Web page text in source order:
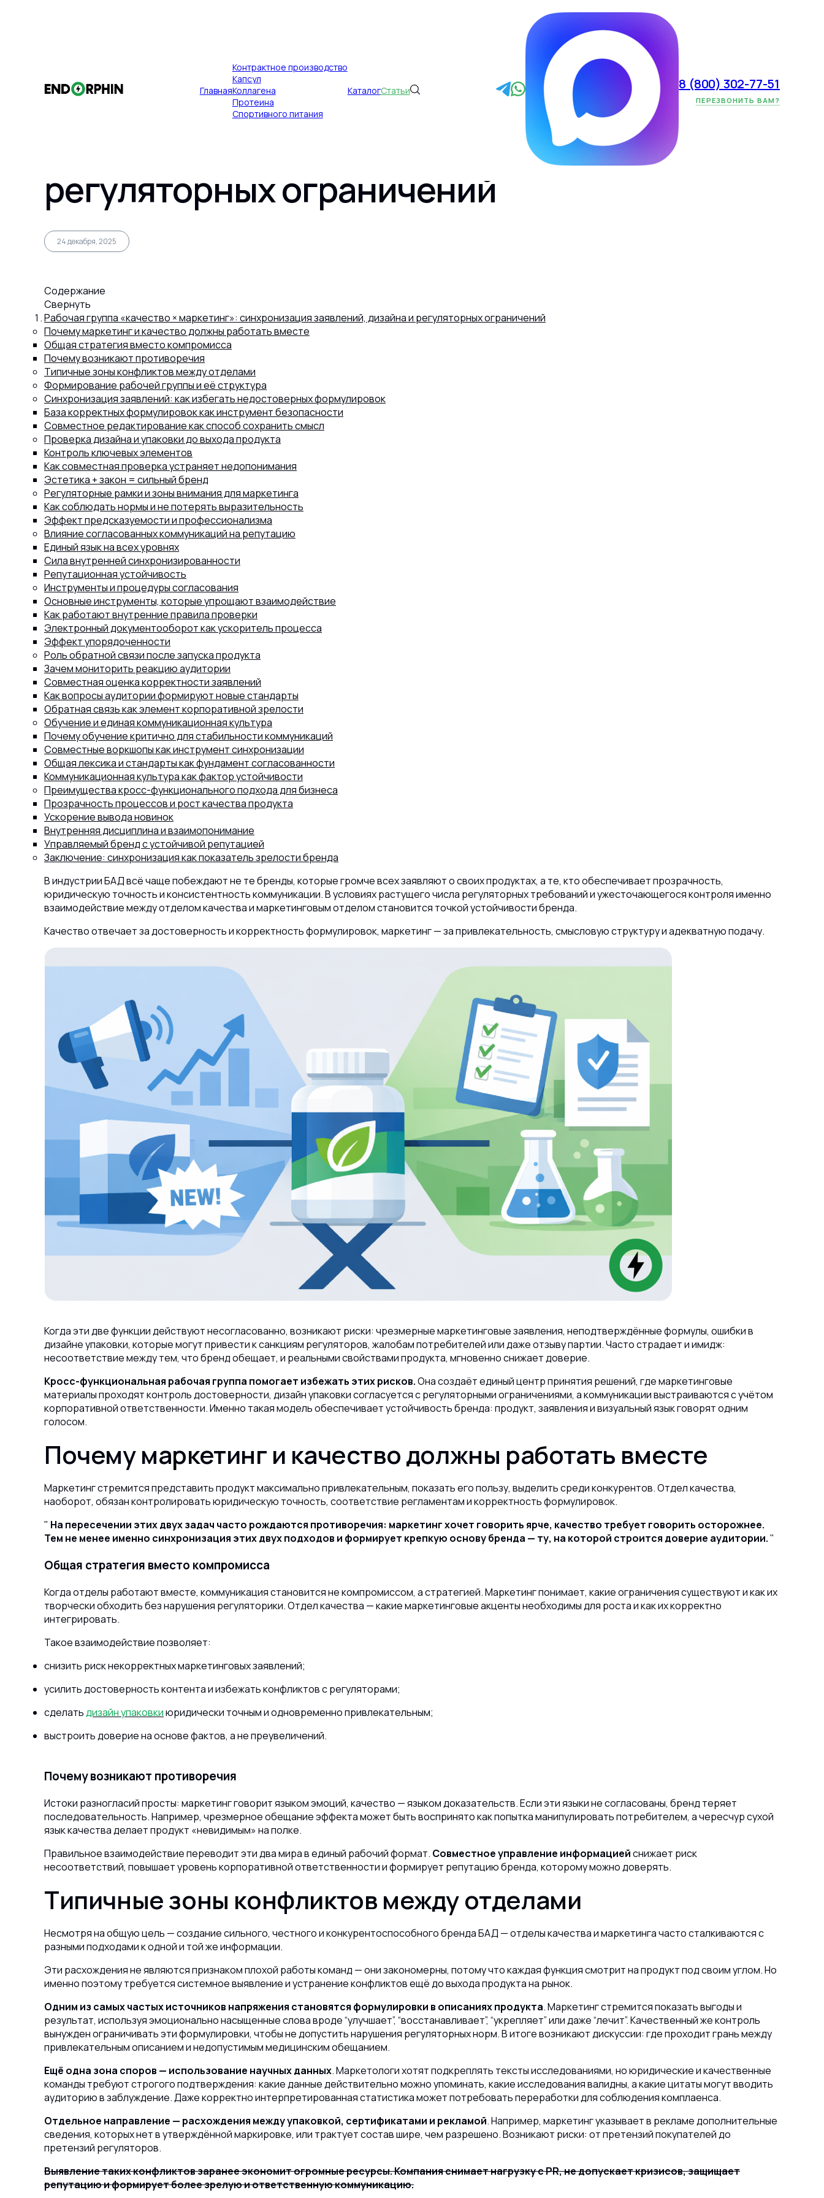
Главная
Контрактное производство
Капсул
Коллагена
Протеина
Спортивного питания
КаталогСтатьи 8 (800) 302-77-51
ПЕРЕЗВОНИТЬ ВАМ?
Главная
Контрактное производство
Капсул
Коллагена
Протеина
Спортивного питания
Каталог
Статьи
Рабочая группа «качество × маркетинг»:
синхронизация заявлений, дизайна и
регуляторных ограничений
24 декабря, 2025
Содержание
Свернуть
Рабочая группа «качество × маркетинг»: синхронизация заявлений, дизайна и регуляторных ограничений
Почему маркетинг и качество должны работать вместе
Общая стратегия вместо компромисса
Почему возникают противоречия
Типичные зоны конфликтов между отделами
Формирование рабочей группы и её структура
Синхронизация заявлений: как избегать недостоверных формулировок
База корректных формулировок как инструмент безопасности
Совместное редактирование как способ сохранить смысл
Проверка дизайна и упаковки до выхода продукта
Контроль ключевых элементов
Как совместная проверка устраняет недопонимания
Эстетика + закон = сильный бренд
Регуляторные рамки и зоны внимания для маркетинга
Как соблюдать нормы и не потерять выразительность
Эффект предсказуемости и профессионализма
Влияние согласованных коммуникаций на репутацию
Единый язык на всех уровнях
Сила внутренней синхронизированности
Репутационная устойчивость
Инструменты и процедуры согласования
Основные инструменты, которые упрощают взаимодействие
Как работают внутренние правила проверки
Электронный документооборот как ускоритель процесса
Эффект упорядоченности
Роль обратной связи после запуска продукта
Зачем мониторить реакцию аудитории
Совместная оценка корректности заявлений
Как вопросы аудитории формируют новые стандарты
Обратная связь как элемент корпоративной зрелости
Обучение и единая коммуникационная культура
Почему обучение критично для стабильности коммуникаций
Совместные воркшопы как инструмент синхронизации
Общая лексика и стандарты как фундамент согласованности
Коммуникационная культура как фактор устойчивости
Преимущества кросс-функционального подхода для бизнеса
Прозрачность процессов и рост качества продукта
Ускорение вывода новинок
Внутренняя дисциплина и взаимопонимание
Управляемый бренд с устойчивой репутацией
Заключение: синхронизация как показатель зрелости бренда
В индустрии БАД всё чаще побеждают не те бренды, которые громче всех заявляют о своих продуктах, а те, кто обеспечивает прозрачность,
юридическую точность и консистентность коммуникации. В условиях растущего числа регуляторных требований и ужесточающегося контроля именно
взаимодействие между отделом качества и маркетинговым отделом становится точкой устойчивости бренда.
Качество отвечает за достоверность и корректность формулировок, маркетинг — за привлекательность, смысловую структуру и адекватную подачу.
Когда эти две функции действуют несогласованно, возникают риски: чрезмерные маркетинговые заявления, неподтверждённые формулы, ошибки в
дизайне упаковки, которые могут привести к санкциям регуляторов, жалобам потребителей или даже отзыву партии.Часто страдает и имидж:
несоответствие между тем, что бренд обещает, и реальными свойствами продукта, мгновенно снижает доверие.
Кросс-функциональная рабочая группа помогает избежать этих рисков.Она создаёт единый центр принятия решений, где маркетинговые
материалы проходят контроль достоверности, дизайн упаковки согласуется с регуляторными ограничениями, а коммуникации выстраиваются с учётом
корпоративной ответственности.Именно такая модель обеспечивает устойчивость бренда: продукт, заявления и визуальный язык говорят одним
голосом.
Почему маркетинг и качество должны работать вместе
Маркетинг стремится представить продукт максимально привлекательным, показать его пользу, выделить среди конкурентов. Отдел качества,
наоборот, обязан контролировать юридическую точность, соответствие регламентам и корректность формулировок.
На пересечении этих двух задач часто рождаются противоречия: маркетинг хочет говорить ярче, качество требует говорить осторожнее.
Тем не менее именно синхронизация этих двух подходов и формирует крепкую основу бренда — ту, на которой строится доверие аудитории.
Общая стратегия вместо компромисса
Когда отделы работают вместе, коммуникация становится не компромиссом, а стратегией. Маркетинг понимает, какие ограничения существуют и как их
творчески обходить без нарушения регуляторики. Отдел качества — какие маркетинговые акценты необходимы для роста и как их корректно
интегрировать.
Такое взаимодействие позволяет:
снизить риск некорректных маркетинговых заявлений;
усилить достоверность контента и избежать конфликтов с регуляторами;
сделатьдизайн упаковкиюридически точным и одновременно привлекательным;
выстроить доверие на основе фактов, а не преувеличений.
Почему возникают противоречия
Истоки разногласий просты: маркетинг говорит языком эмоций, качество — языком доказательств.Если эти языки не согласованы, бренд теряет
последовательность.Например, чрезмерное обещание эффекта может быть воспринято как попытка манипулировать потребителем, а чересчур сухой
язык качества делает продукт «невидимым» на полке.
Правильное взаимодействие переводит эти два мира в единый рабочий формат. Совместное управление информациейснижает риск
несоответствий, повышает уровень корпоративной ответственности и формирует репутацию бренда, которому можно доверять.
Типичные зоны конфликтов между отделами
Несмотря на общую цель — создание сильного, честного и конкурентоспособного бренда БАД — отделы качества и маркетинга часто сталкиваются с
разными подходами к одной и той же информации.
Эти расхождения не являются признаком плохой работы команд — они закономерны, потому что каждая функция смотрит на продукт под своим углом. Но
именно поэтому требуется системное выявление и устранение конфликтов ещё до выхода продукта на рынок.
Одним из самых частых источников напряжения становятся формулировки в описаниях продукта. Маркетинг стремится показать выгоды и
результат, используя эмоционально насыщенные слова вроде “улучшает”, “восстанавливает”, “укрепляет” или даже “лечит”. Качественный же контроль
вынужден ограничивать эти формулировки, чтобы не допустить нарушения регуляторных норм.В итоге возникают дискуссии: где проходит грань между
привлекательным описанием и недопустимым медицинским обещанием.
Ещё одна зона споров — использование научных данных. Маркетологи хотят подкреплять тексты исследованиями, но юридические и качественные
команды требуют строгого подтверждения: какие данные действительно можно упоминать, какие исследования валидны, а какие цитаты могут вводить
аудиторию в заблуждение.Даже корректно интерпретированная статистика может потребовать переработки для соблюдения комплаенса.
Отдельное направление — расхождения между упаковкой, сертификатами и рекламой. Например, маркетинг указывает в рекламе дополнительные
сведения, которых нет в утверждённой маркировке, или трактует состав шире, чем разрешено. Возникают риски: от претензий покупателей до
претензий регуляторов.
Выявление таких конфликтов заранее экономит огромные ресурсы. Компания снимает нагрузку с PR, не допускает кризисов, защищает
репутацию и формирует более зрелую и ответственную коммуникацию.